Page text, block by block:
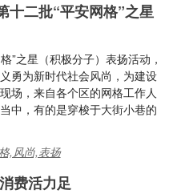
十二批“平安网格”之星
”之星（积极分子）表扬活动，
勇为新时代社会风尚，为建设
场，来自各个区的网格工作人
中，有的是穿梭于大街小巷的
,风尚,表扬
费活力足